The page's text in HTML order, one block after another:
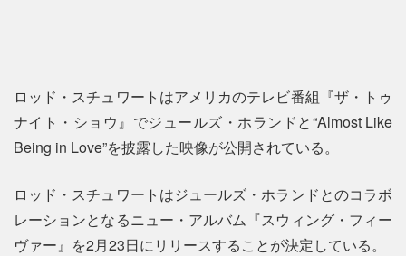
ロッド・スチュワートはアメリカのテレビ番組『ザ・トゥ
ナイト・ショウ』でジュールズ・ホランドと“Almost Like
Being in Love”を披露した映像が公開されている。
ロッド・スチュワートはジュールズ・ホランドとのコラボ
レーションとなるニュー・アルバム『スウィング・フィー
ヴァー』を2月23日にリリースすることが決定している。